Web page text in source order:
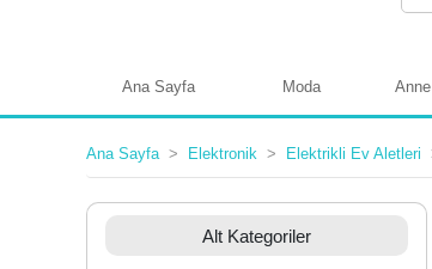
Ana Sayfa Moda
Ana Sayfa Elektronik Elektrikli Ev Aletleri
Alt Kategoriler